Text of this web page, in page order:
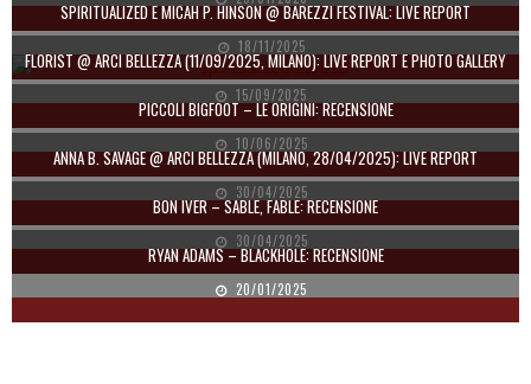
SPIRITUALIZED E MICAH P. HINSON @ BAREZZI FESTIVAL: LIVE REPORT
18/11/2025
FLORIST @ ARCI BELLEZZA (11/09/2025, MILANO): LIVE REPORT E PHOTO GALLERY
15/09/2025
PICCOLI BIGFOOT – LE ORIGINI: RECENSIONE
10/06/2025
ANNA B. SAVAGE @ ARCI BELLEZZA (MILANO, 28/04/2025): LIVE REPORT
30/04/2025
BON IVER – SABLE, FABLE: RECENSIONE
30/04/2025
RYAN ADAMS – BLACKHOLE: RECENSIONE
20/01/2025